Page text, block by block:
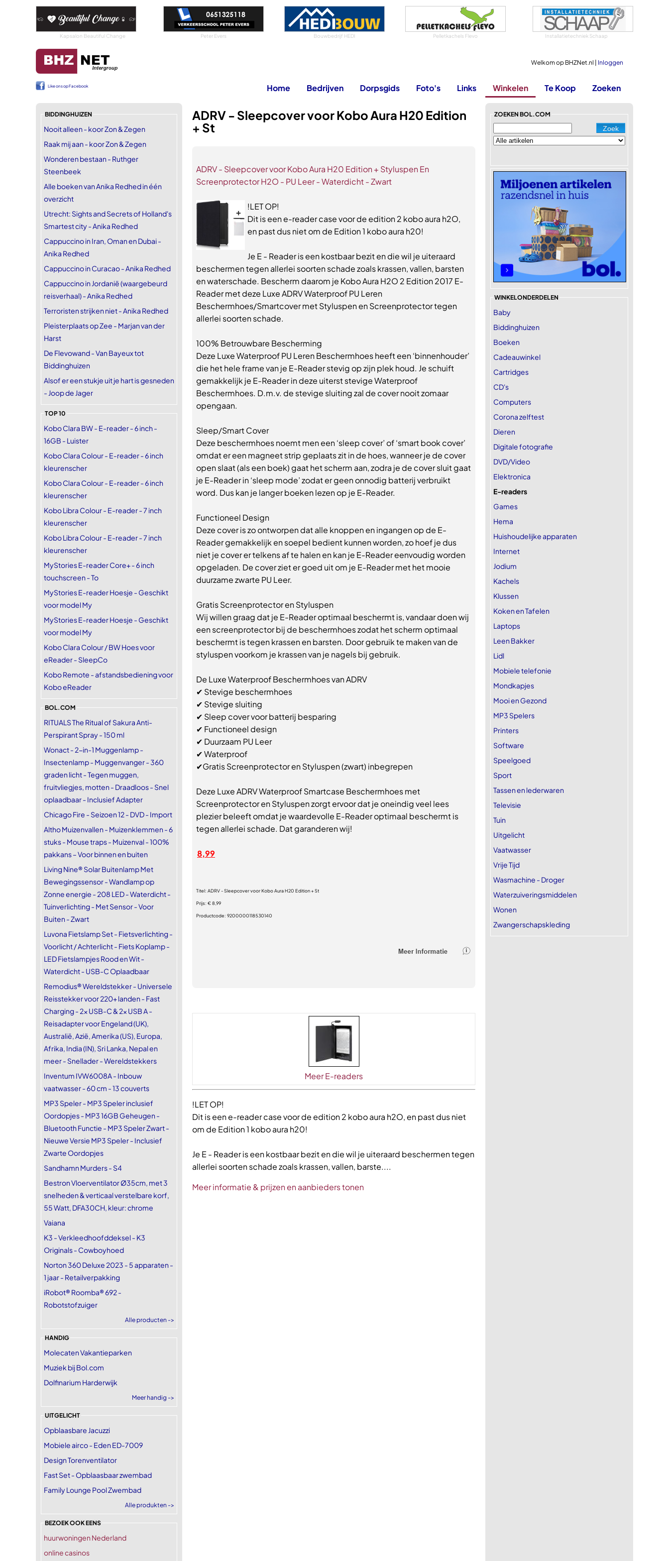
Kapsalon Beautiful Change Peter Evers Bouwbedrijf HEDI Pelletkachels Flevo Installatietechniek Schaap
Welkom op BHZNet.nl | Inloggen
Like ons op Facebook Home Bedrijven Dorpsgids Foto's Links Winkelen Te Koop Zoeken
BIDDINGHUIZEN
Nooit alleen - koor Zon & Zegen
Raak mij aan - koor Zon & Zegen
Wonderen bestaan - Ruthger
Steenbeek
Alle boeken van Anika Redhed in één
overzicht
Utrecht: Sights and Secrets of Holland's
Smartest city - Anika Redhed
Cappuccino in Iran, Oman en Dubai -
Anika Redhed
Cappuccino in Curacao - Anika Redhed
Cappuccino in Jordanië (waargebeurd
reisverhaal) - Anika Redhed
Terroristen strijken niet - Anika Redhed
Pleisterplaats op Zee - Marjan van der
Harst
De Flevowand - Van Bayeux tot
Biddinghuizen
Alsof er een stukje uit je hart is gesneden
- Joop de Jager
TOP 10
Kobo Clara BW - E-reader - 6 inch -
16GB - Luister
Kobo Clara Colour - E-reader - 6 inch
kleurenscher
Kobo Clara Colour - E-reader - 6 inch
kleurenscher
Kobo Libra Colour - E-reader - 7 inch
kleurenscher
Kobo Libra Colour - E-reader - 7 inch
kleurenscher
MyStories E-reader Core+ - 6 inch
touchscreen - To
MyStories E-reader Hoesje - Geschikt
voor model My
MyStories E-reader Hoesje - Geschikt
voor model My
Kobo Clara Colour / BW Hoes voor
eReader - SleepCo
Kobo Remote - afstandsbediening voor
Kobo eReader
BOL.COM
RITUALS The Ritual of Sakura Anti-
Perspirant Spray - 150 ml
Wonact - 2-in-1 Muggenlamp -
Insectenlamp - Muggenvanger - 360
graden licht - Tegen muggen,
fruitvliegjes, motten - Draadloos - Snel
oplaadbaar - Inclusief Adapter
Chicago Fire - Seizoen 12 - DVD - Import
Altho Muizenvallen - Muizenklemmen - 6
stuks - Mouse traps - Muizenval - 100%
pakkans – Voor binnen en buiten
Living Nine® Solar Buitenlamp Met
Bewegingssensor - Wandlamp op
Zonne energie - 208 LED - Waterdicht -
Tuinverlichting - Met Sensor - Voor
Buiten - Zwart
Luvona Fietslamp Set - Fietsverlichting -
Voorlicht / Achterlicht - Fiets Koplamp -
LED Fietslampjes Rood en Wit -
Waterdicht - USB-C Oplaadbaar
Remodius® Wereldstekker - Universele
Reisstekker voor 220+ landen - Fast
Charging - 2x USB-C & 2x USB A -
Reisadapter voor Engeland (UK),
Australië, Azië, Amerika (US), Europa,
Afrika, India (IN), Sri Lanka, Nepal en
meer - Snellader - Wereldstekkers
Inventum IVW6008A - Inbouw
vaatwasser - 60 cm - 13 couverts
MP3 Speler - MP3 Speler inclusief
Oordopjes - MP3 16GB Geheugen -
Bluetooth Functie - MP3 Speler Zwart -
Nieuwe Versie MP3 Speler - Inclusief
Zwarte Oordopjes
Sandhamn Murders - S4
Bestron Vloerventilator Ø35cm, met 3
snelheden & verticaal verstelbare korf,
55 Watt, DFA30CH, kleur: chrome
Vaiana
K3 - Verkleedhoofddeksel - K3
Originals - Cowboyhoed
Norton 360 Deluxe 2023 - 5 apparaten -
1 jaar - Retailverpakking
iRobot® Roomba® 692 -
Robotstofzuiger
Alle producten ->
HANDIG
Molecaten Vakantieparken
Muziek bij Bol.com
Dolfinarium Harderwijk
Meer handig ->
UITGELICHT
Opblaasbare Jacuzzi
Mobiele airco - Eden ED-7009
Design Torenventilator
Fast Set - Opblaasbaar zwembad
Family Lounge Pool Zwembad
Alle produkten ->
BEZOEK OOK EENS
huurwoningen Nederland
online casinos
ADRV - Sleepcover voor Kobo Aura H20 Edition
+ St
ADRV - Sleepcover voor Kobo Aura H20 Edition + Styluspen En
Screenprotector H2O - PU Leer - Waterdicht - Zwart
!LET OP!
Dit is een e-reader case voor de edition 2 kobo aura h2O,
en past dus niet om de Edition 1 kobo aura h20!
Je E - Reader is een kostbaar bezit en die wil je uiteraard
beschermen tegen allerlei soorten schade zoals krassen, vallen, barsten
en waterschade. Bescherm daarom je Kobo Aura H2O 2 Edition 2017 E-
Reader met deze Luxe ADRV Waterproof PU Leren
Beschermhoes/Smartcover met Styluspen en Screenprotector tegen
allerlei soorten schade.
100% Betrouwbare Bescherming
Deze Luxe Waterproof PU Leren Beschermhoes heeft een ‘binnenhouder’
die het hele frame van je E-Reader stevig op zijn plek houd. Je schuift
gemakkelijk je E-Reader in deze uiterst stevige Waterproof
Beschermhoes. D.m.v. de stevige sluiting zal de cover nooit zomaar
opengaan.
Sleep/Smart Cover
Deze beschermhoes noemt men een ‘sleep cover’ of ‘smart book cover’
omdat er een magneet strip geplaats zit in de hoes, wanneer je de cover
open slaat (als een boek) gaat het scherm aan, zodra je de cover sluit gaat
je E-Reader in ‘sleep mode’ zodat er geen onnodig batterij verbruikt
word. Dus kan je langer boeken lezen op je E-Reader.
Functioneel Design
Deze cover is zo ontworpen dat alle knoppen en ingangen op de E-
Reader gemakkelijk en soepel bedient kunnen worden, zo hoef je dus
niet je cover er telkens af te halen en kan je E-Reader eenvoudig worden
opgeladen. De cover ziet er goed uit om je E-Reader met het mooie
duurzame zwarte PU Leer.
Gratis Screenprotector en Styluspen
Wij willen graag dat je E-Reader optimaal beschermt is, vandaar doen wij
een screenprotector bij de beschermhoes zodat het scherm optimaal
beschermt is tegen krassen en barsten. Door gebruik te maken van de
styluspen voorkom je krassen van je nagels bij gebruik.
De Luxe Waterproof Beschermhoes van ADRV
✔ Stevige beschermhoes
✔ Stevige sluiting
✔ Sleep cover voor batterij besparing
✔ Functioneel design
✔ Duurzaam PU Leer
✔ Waterproof
✔Gratis Screenprotector en Styluspen (zwart) inbegrepen
Deze Luxe ADRV Waterproof Smartcase Beschermhoes met
Screenprotector en Styluspen zorgt ervoor dat je oneindig veel lees
plezier beleeft omdat je waardevolle E-Reader optimaal beschermt is
tegen allerlei schade. Dat garanderen wij!
8,99
Titel: ADRV - Sleepcover voor Kobo Aura H20 Edition + St
Prijs: € 8,99
Productcode: 9200000118530140
Meer E-readers
!LET OP!
Dit is een e-reader case voor de edition 2 kobo aura h2O, en past dus niet
om de Edition 1 kobo aura h20!
Je E - Reader is een kostbaar bezit en die wil je uiteraard beschermen tegen
allerlei soorten schade zoals krassen, vallen, barste....
Meer informatie & prijzen en aanbieders tonen
ZOEKEN BOL.COM
WINKELONDERDELEN
Baby
Biddinghuizen
Boeken
Cadeauwinkel
Cartridges
CD's
Computers
Corona zelftest
Dieren
Digitale fotografie
DVD/Video
Elektronica
E-readers
Games
Hema
Huishoudelijke apparaten
Internet
Jodium
Kachels
Klussen
Koken en Tafelen
Laptops
Leen Bakker
Lidl
Mobiele telefonie
Mondkapjes
Mooi en Gezond
MP3 Spelers
Printers
Software
Speelgoed
Sport
Tassen en lederwaren
Televisie
Tuin
Uitgelicht
Vaatwasser
Vrije Tijd
Wasmachine - Droger
Waterzuiveringsmiddelen
Wonen
Zwangerschapskleding